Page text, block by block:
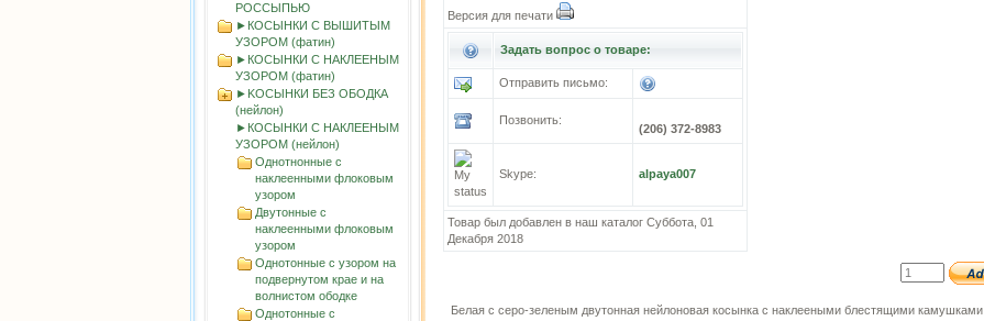
РОССЫПЬЮ
►КОСЫНКИ С ВЫШИТЫМ
УЗОРОМ (фатин)
►КОСЫНКИ С НАКЛЕЕНЫМ
УЗОРОМ (фатин)
►KOСЫНКИ БЕЗ ОБОДКА
(нейлон)
►КОСЫНКИ С НАКЛЕЕНЫМ
УЗОРОМ (нейлон)
Однотнонные с
наклеенными флоковым
узором
Двутонные с
наклеенными флоковым
узором
Однотонные с узором на
подвернутом крае и на
волнистом ободке
Однотонные с
Версия для печати
Задать вопрос о товаре:
Отправить письмо:
Позвонить:
(206) 372-8983
Skype: alpaya007
Товар был добавлен в наш каталог Суббота, 01
Декабря 2018
Белая с серо-зеленым двутонная нейлоновая косынка с наклееными блестящими камушками